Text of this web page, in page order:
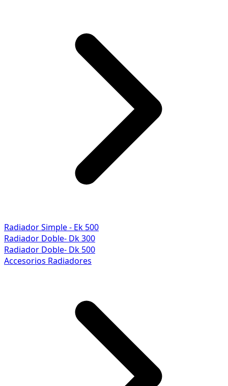
Radiador Simple - Ek 500
Radiador Doble- Dk 300
Radiador Doble- Dk 500
Accesorios Radiadores